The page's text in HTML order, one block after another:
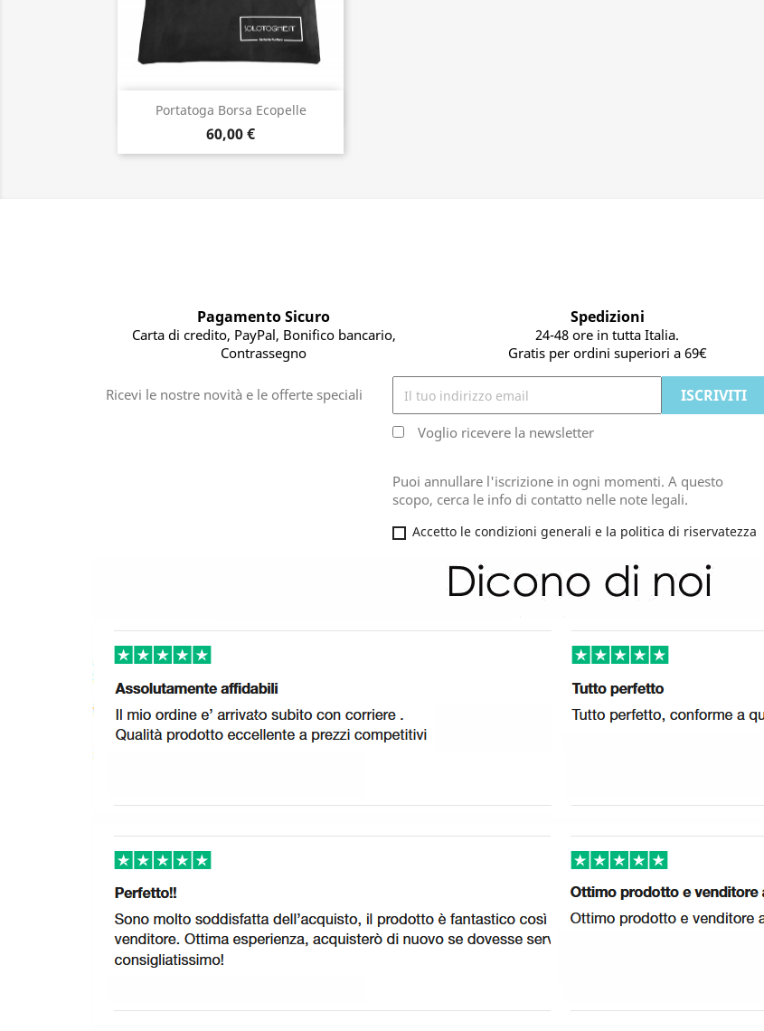
Portatoga Borsa Ecopelle
60,00 €
Anteprima
Pagamento Sicuro
Carta di credito, PayPal, Bonifico bancario,
Contrassegno
Spedizioni
24-48 ore in tutta Italia.
Gratis per ordini superiori a 69€
Ricevi le nostre novità e le offerte speciali
Voglio ricevere la newsletter
Puoi annullare l'iscrizione in ogni momenti. A questo
scopo, cerca le info di contatto nelle note legali.
Accetto le condizioni generali e la politica di riservatezza